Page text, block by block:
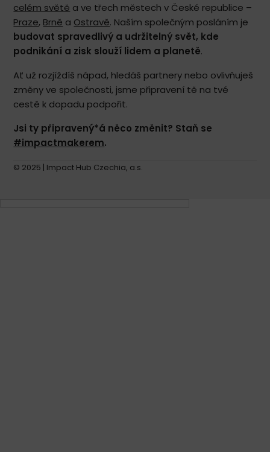
celém světě a ve třech městech v České republice –
Praze, Brně a Ostravě. Naším společným posláním je
budovat spravedlivý a udržitelný svět, kde
podnikání a zisk slouží lidem a planetě.
Ať už rozjíždíš nápad, hledáš partnery nebo ovlivňuješ
změny ve společnosti, jsme připravení tě na tvé
cestě k dopadu podpořit.
Jsi ty připravený*á něco změnit? Staň se
#impactmakerem.
© 2025 | Impact Hub Czechia, a.s.